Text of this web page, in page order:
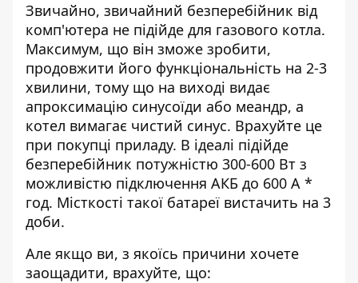
Звичайно, звичайний безперебійник від
комп'ютера не підійде для газового котла.
Максимум, що він зможе зробити,
продовжити його функціональність на 2-3
хвилини, тому що на виході видає
апроксимацію синусоїди або меандр, а
котел вимагає чистий синус. Врахуйте це
при покупці приладу. В ідеалі підійде
безперебійник потужністю 300-600 Вт з
можливістю підключення АКБ до 600 А *
год. Місткості такої батареї вистачить на 3
доби.
Але якщо ви, з якоїсь причини хочете
заощадити, врахуйте, що: